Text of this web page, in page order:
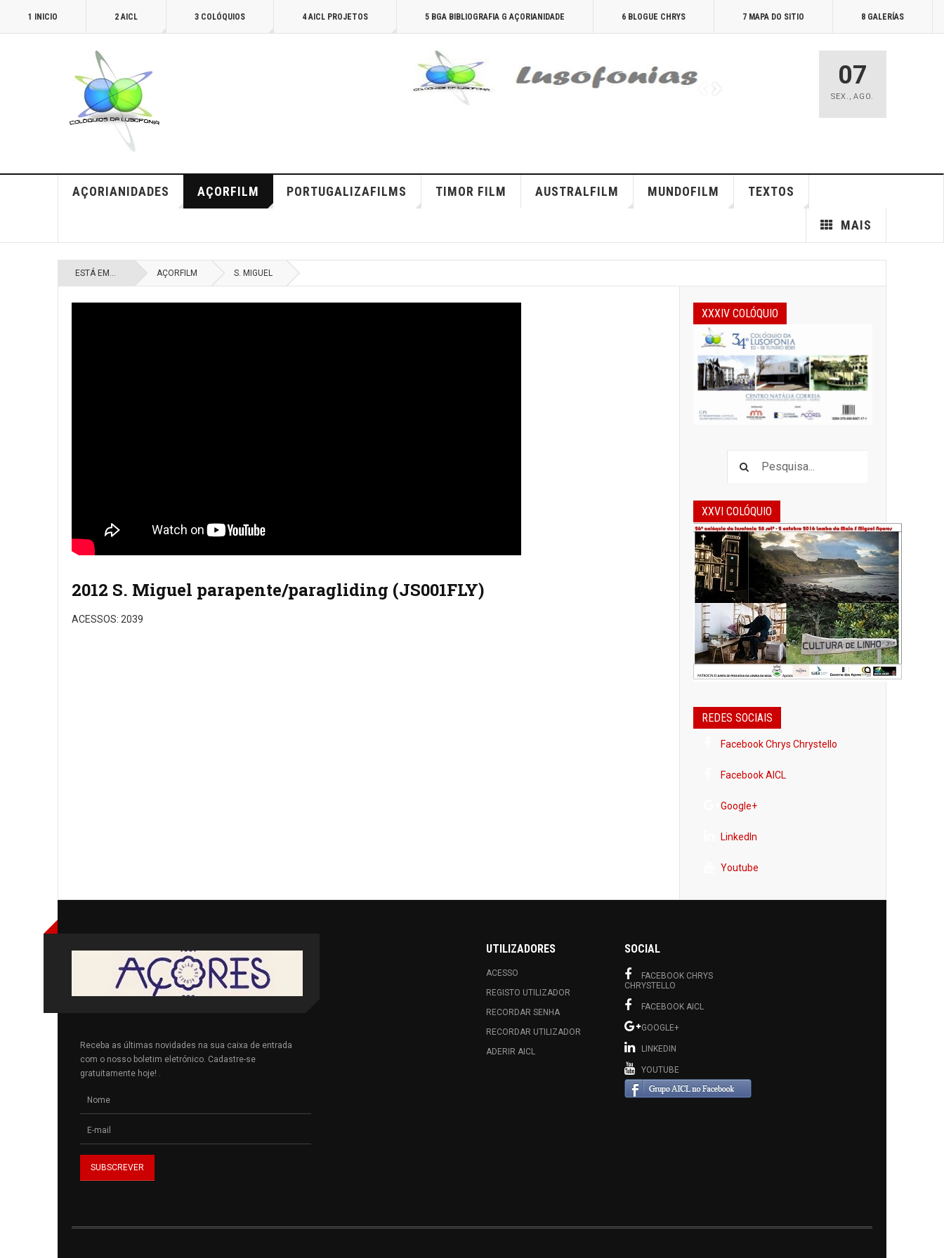
1 INICIO 2 AICL 3 COLÓQUIOS 4 AICL PROJETOS 5 BGA BIBLIOGRAFIA G AÇORIANIDADE 6 BLOGUE CHRYS 7 MAPA DO SITIO 8 GALERÍAS
07
SEX. ,AGO.
AÇORIANIDADES AÇORFILM PORTUGALIZAFILMS TIMOR FILM AUSTRALFILM MUNDOFILM TEXTOS
MAIS
ESTÁ EM... AÇORFILM S. MIGUEL
2012 S. Miguel parapente/paragliding (JS001FLY)
ACESSOS: 2039
XXXIV COLÓQUIO
XXVI COLÓQUIO
REDES SOCIAIS
Facebook Chrys Chrystello
Facebook AICL
Google+
LinkedIn
Youtube
Receba as últimas novidades na sua caixa de entrada
com o nosso boletim eletrónico. Cadastre-se
gratuitamente hoje! .
UTILIZADORES
ACESSO
REGISTO UTILIZADOR
RECORDAR SENHA
RECORDAR UTILIZADOR
ADERIR AICL
SOCIAL
FACEBOOK CHRYS
CHRYSTELLO
FACEBOOK AICL
GOOGLE+
LINKEDIN
YOUTUBE